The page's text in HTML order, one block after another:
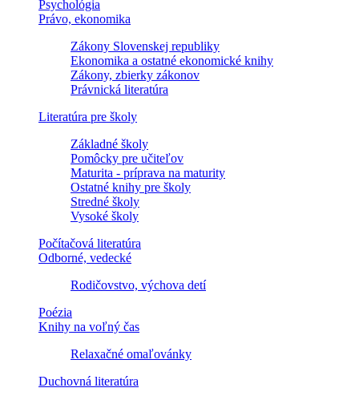
Psychológia
Právo, ekonomika
Zákony Slovenskej republiky
Ekonomika a ostatné ekonomické knihy
Zákony, zbierky zákonov
Právnická literatúra
Literatúra pre školy
Základné školy
Pomôcky pre učiteľov
Maturita - príprava na maturity
Ostatné knihy pre školy
Stredné školy
Vysoké školy
Počítačová literatúra
Odborné, vedecké
Rodičovstvo, výchova detí
Poézia
Knihy na voľný čas
Relaxačné omaľovánky
Duchovná literatúra